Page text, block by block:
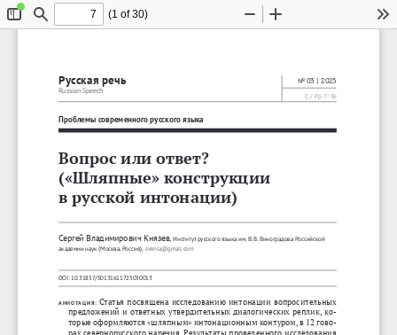
ToggleFind
(1 of 30)
Zoom
Русская речь
Russian Speech
No 03 | 2025
C. / Pp. 7– 36
Проблемы современного русского языка
Вопрос или ответ?
(«Шляпные» конструкции
в русской интонации)
Сергей Владимирович Князев, Институт русского языка им. В. В Виноградова Российской
академии наук (Москва Россия), svknia@gmail.com
DOI: 10.31857/S0131611725030013
АННОТАЦИЯ: Статья посвящена исследованию интонации вопросительных
предложений и ответных утвердительных диалогических реплик, ко-
торые оформляются «шляпным» интонационным контуром, в 12 гово-
рах севернорусского наречия. Результаты проведенного исследования